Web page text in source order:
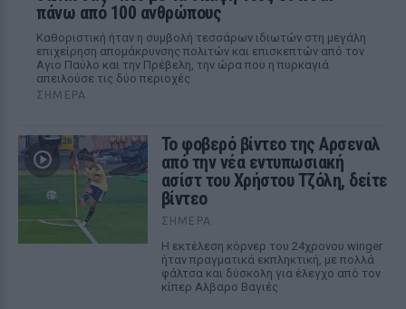
πάνω από 100 ανθρώπους
Καθοριστική ήταν η συμβολή τεσσάρων ιδιωτών στη μεγάλη
επιχείρηση απομάκρυνσης πολιτών και επισκεπτών από τον
Αγιο Παύλο και την Πρέβελη, την ώρα που η πυρκαγιά
απειλούσε τις δύο περιοχές
ΣΉΜΕΡΑ
Το φοβερό βίντεο της Αρσεναλ
από την νέα εντυπωσιακή
ασίστ του Χρήστου Τζόλη, δείτε
βίντεο
ΣΉΜΕΡΑ
Η εκτέλεση κόρνερ του 24χρονου winger
ήταν πραγματικά εκπληκτική, με πολλά
φάλτσα και δύσκολη για έλεγχο από τον
κίπερ Αλβαρο Βαγιές